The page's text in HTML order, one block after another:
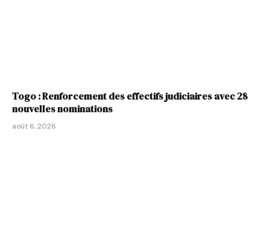
Togo : Renforcement des effectifs judiciaires avec 28
nouvelles nominations
août 6, 2026